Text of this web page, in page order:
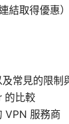
結取得優惠
常見的限制
的比較
VPN 服務商